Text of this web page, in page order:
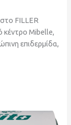
FILLER
κέντρο Mibelle,
επιδερμίδα,